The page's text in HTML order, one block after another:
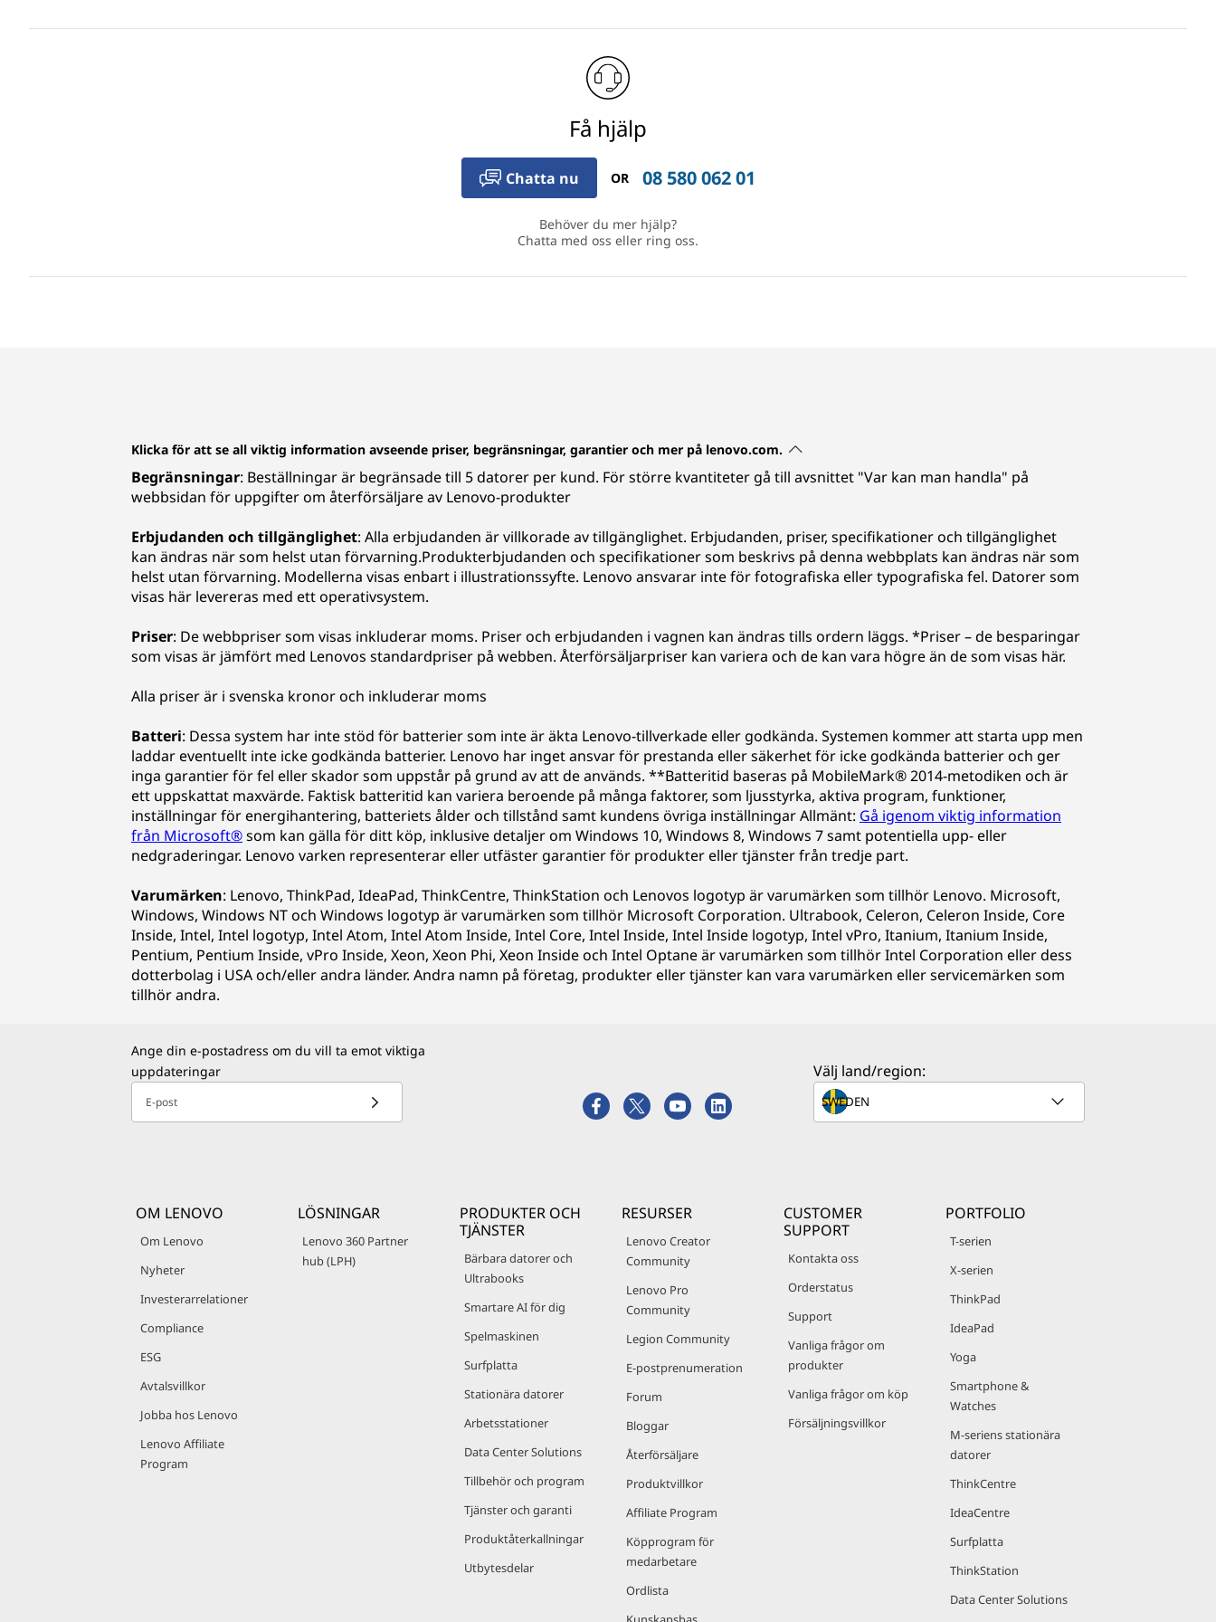
Få hjälp
Chatta nu OR 08 580 062 01
Behöver du mer hjälp?
Chatta med oss eller ring oss.
Klicka för att se all viktig information avseende priser, begränsningar, garantier och mer på lenovo.com.
Begränsningar: Beställningar är begränsade till 5 datorer per kund. För större kvantiteter gå till avsnittet "Var kan man handla" på
webbsidan för uppgifter om återförsäljare av Lenovo-produkter
Erbjudanden och tillgänglighet: Alla erbjudanden är villkorade av tillgänglighet. Erbjudanden, priser, specifikationer och tillgänglighet
kan ändras när som helst utan förvarning.Produkterbjudanden och specifikationer som beskrivs på denna webbplats kan ändras när som
helst utan förvarning. Modellerna visas enbart i illustrationssyfte. Lenovo ansvarar inte för fotografiska eller typografiska fel. Datorer som
visas här levereras med ett operativsystem.
Priser: De webbpriser som visas inkluderar moms. Priser och erbjudanden i vagnen kan ändras tills ordern läggs. *Priser – de besparingar
som visas är jämfört med Lenovos standardpriser på webben. Återförsäljarpriser kan variera och de kan vara högre än de som visas här.
Alla priser är i svenska kronor och inkluderar moms
Batteri: Dessa system har inte stöd för batterier som inte är äkta Lenovo-tillverkade eller godkända. Systemen kommer att starta upp men
laddar eventuellt inte icke godkända batterier. Lenovo har inget ansvar för prestanda eller säkerhet för icke godkända batterier och ger
inga garantier för fel eller skador som uppstår på grund av att de används. **Batteritid baseras på MobileMark® 2014-metodiken och är
ett uppskattat maxvärde. Faktisk batteritid kan variera beroende på många faktorer, som ljusstyrka, aktiva program, funktioner,
inställningar för energihantering, batteriets ålder och tillstånd samt kundens övriga inställningar Allmänt: Gå igenom viktig information
från Microsoft®som kan gälla för ditt köp, inklusive detaljer om Windows 10, Windows 8, Windows 7 samt potentiella upp- eller
nedgraderingar. Lenovo varken representerar eller utfäster garantier för produkter eller tjänster från tredje part.
Varumärken: Lenovo, ThinkPad, IdeaPad, ThinkCentre, ThinkStation och Lenovos logotyp är varumärken som tillhör Lenovo. Microsoft,
Windows, Windows NT och Windows logotyp är varumärken som tillhör Microsoft Corporation. Ultrabook, Celeron, Celeron Inside, Core
Inside, Intel, Intel logotyp, Intel Atom, Intel Atom Inside, Intel Core, Intel Inside, Intel Inside logotyp, Intel vPro, Itanium, Itanium Inside,
Pentium, Pentium Inside, vPro Inside, Xeon, Xeon Phi, Xeon Inside och Intel Optane är varumärken som tillhör Intel Corporation eller dess
dotterbolag i USA och/eller andra länder. Andra namn på företag, produkter eller tjänster kan vara varumärken eller servicemärken som
tillhör andra.
Ange din e-postadress om du vill ta emot viktiga
uppdateringar
E-post
Välj land/region:
OM LENOVO
Om Lenovo
Nyheter
Investerarrelationer
Compliance
ESG
Avtalsvillkor
Jobba hos Lenovo
Lenovo Affiliate
Program
LÖSNINGAR
Lenovo 360 Partner
hub (LPH)
PRODUKTER OCH
TJÄNSTER
Bärbara datorer och
Ultrabooks
Smartare AI för dig
Spelmaskinen
Surfplatta
Stationära datorer
Arbetsstationer
Data Center Solutions
Tillbehör och program
Tjänster och garanti
Produktåterkallningar
Utbytesdelar
RESURSER
Lenovo Creator
Community
Lenovo Pro
Community
Legion Community
E-postprenumeration
Forum
Bloggar
Återförsäljare
Produktvillkor
Affiliate Program
Köpprogram för
medarbetare
Ordlista
CUSTOMER
SUPPORT
Kontakta oss
Orderstatus
Support
Vanliga frågor om
produkter
Vanliga frågor om köp
Försäljningsvillkor
PORTFOLIO
T-serien
X-serien
ThinkPad
IdeaPad
Yoga
Smartphone &
Watches
M-seriens stationära
datorer
ThinkCentre
IdeaCentre
Surfplatta
ThinkStation
Data Center Solutions